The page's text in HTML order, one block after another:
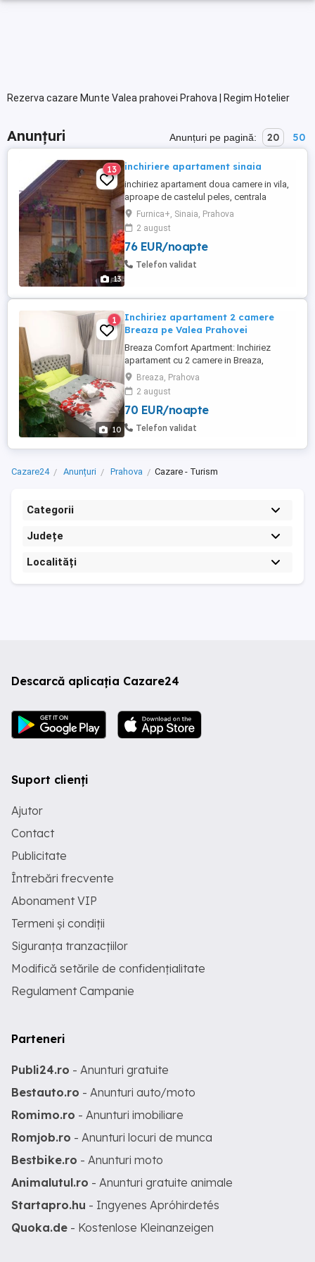
Rezerva cazare Munte Valea prahovei Prahova | Regim Hotelier
Anunțuri Anunțuri pe pagină: 20 50
13
13 inchiriere apartament sinaia
inchiriez apartament doua camere in vila,
aproape de castelul peles, centrala
proprie, bucatarie utilata, tv, internet,
foarte curat, posibilitate
gratar.apartamentul este situat intr-o zona
linistita, aproape de padure, de cabana
schiori, hanul haiducilor, taverna sarbului
Furnica+, Sinaia, Prahova
2 august
76 EUR/noapte
Telefon validat
10
1
Inchiriez apartament 2 camere
Breaza pe Valea Prahovei
Breaza Comfort Apartment: Inchiriez
apartament cu 2 camere in Breaza,
complet utilat, renovat recent, cu centrala
proprie, televizoare hd, cuptor microunde,
expresor cafea, canapea extensibila, pat
160x200, dus.
Breaza, Prahova
2 august
70 EUR/noapte
Telefon validat
Cazare24 Anunțuri Prahova Cazare - Turism
Categorii
Județe
Localități
Descarcă aplicația Cazare24
Suport clienți
Ajutor
Contact
Publicitate
Întrebări frecvente
Abonament VIP
Termeni și condiții
Siguranța tranzacțiilor
Modifică setările de confidențialitate
Regulament Campanie
Parteneri
Publi24.ro - Anunturi gratuite
Bestauto.ro - Anunturi auto/moto
Romimo.ro - Anunturi imobiliare
Romjob.ro - Anunturi locuri de munca
Bestbike.ro - Anunturi moto
Animalutul.ro - Anunturi gratuite animale
Startapro.hu - Ingyenes Apróhirdetés
Quoka.de - Kostenlose Kleinanzeigen